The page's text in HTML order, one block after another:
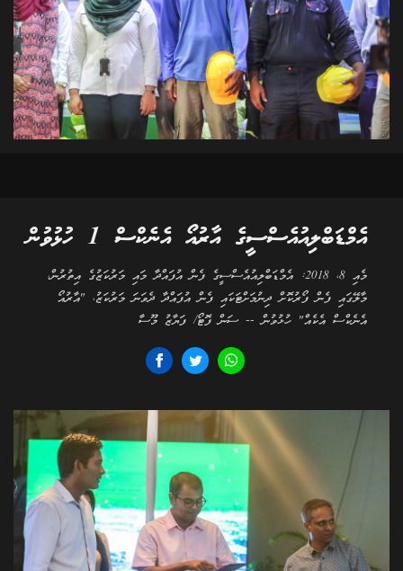
އެމްޑަބްލިއުއެސްސީގެ އާރުއޯ އެނެކްސް 1 ހުޅުވުން
މެއި 8، 2018: އެމްޑަބްލިއުއެސްސީގެ ފެން އުފައްދާ މައި މަރުކަޒުގެ އިތުރުން،
މާލޭގައި ފެން ފޯރުކޮށް ދިނުމަށްޓަކައި ފެން އުފައްދާ ދެވަނަ މަރުކަޒު، "އާރުއޯ
އެނެކްސް އެކެއް" ހުޅުވުން -- ސަން ފޮޓޯ/ ފަޔާޒު މޫސާ